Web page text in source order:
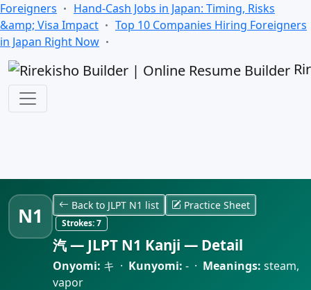
Foreigners
Hand-Cash Jobs in Japan: Timing, Risks
&amp; Visa Impact
Top 10 Companies Hiring Foreigners
in Japan Right Now
N1 Back to JLPT N1 list Practice Sheet
Strokes:7
汽 — JLPT N1 Kanji — Detail
Onyomi: キ · Kunyomi: - · Meanings: steam,
vapor